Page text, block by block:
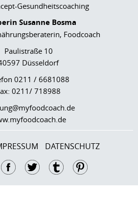
Gesundheitscoaching
Susanne Bosma
Foodcoach
Paulistraße 10
Düsseldorf
0211 / 6681088
0211/ 718988
DATENSCHUTZ